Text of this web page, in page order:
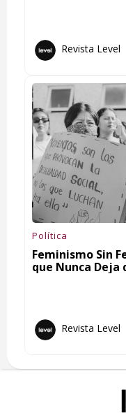
Revista Level
Política
Feminismo Sin
que Nunca
Revista Level